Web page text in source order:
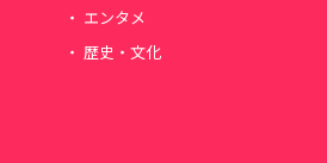
エンタメ
歴史・文化